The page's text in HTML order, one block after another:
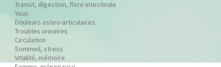
Transit, digestion, flore intestinale
Yeux
Douleurs osteo-articulaires
Troubles urinaires
Circulation
Sommeil, stress
Vitalité, mémoire